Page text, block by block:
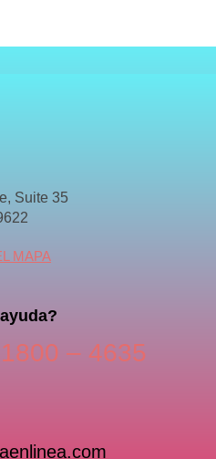
Suite 35
MAPA
– 4635